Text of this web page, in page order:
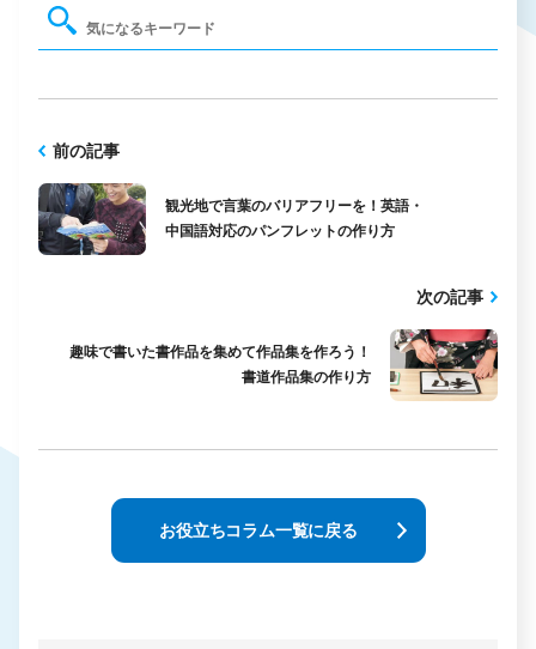
前の記事
観光地で言葉のバリアフリーを！英語・
中国語対応のパンフレットの作り方
次の記事
趣味で書いた書作品を集めて作品集を作ろう！
書道作品集の作り方
お役立ちコラム一覧に戻る